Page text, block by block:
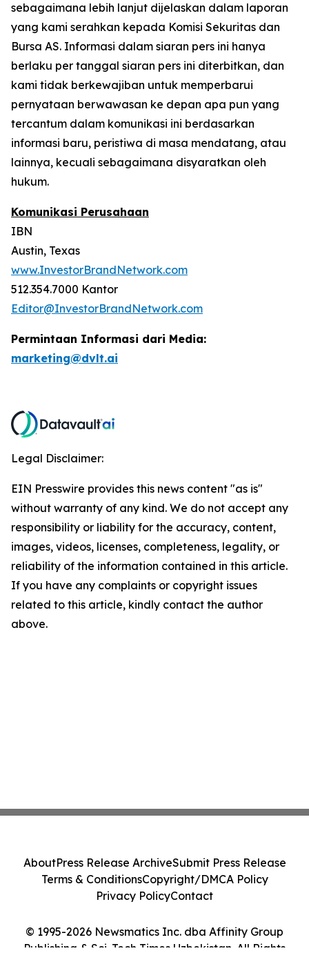
sebagaimana lebih lanjut dijelaskan dalam laporan
yang kami serahkan kepada Komisi Sekuritas dan
Bursa AS. Informasi dalam siaran pers ini hanya
berlaku per tanggal siaran pers ini diterbitkan, dan
kami tidak berkewajiban untuk memperbarui
pernyataan berwawasan ke depan apa pun yang
tercantum dalam komunikasi ini berdasarkan
informasi baru, peristiwa di masa mendatang, atau
lainnya, kecuali sebagaimana disyaratkan oleh
hukum.
Komunikasi Perusahaan
IBN
Austin, Texas
www.InvestorBrandNetwork.com
512.354.7000 Kantor
Editor@InvestorBrandNetwork.com
Permintaan Informasi dari Media:
marketing@dvlt.ai
Legal Disclaimer:
EIN Presswire provides this news content "as is"
without warranty of any kind. We do not accept any
responsibility or liability for the accuracy, content,
images, videos, licenses, completeness, legality, or
reliability of the information contained in this article.
If you have any complaints or copyright issues
related to this article, kindly contact the author
above.
© 1995-2026 Newsmatics Inc. dba Affinity Group
Publishing & Sci-Tech Times Uzbekistan. All Rights
AboutPress Release ArchiveSubmit Press Release
Terms & ConditionsCopyright/DMCA Policy
Privacy PolicyContact